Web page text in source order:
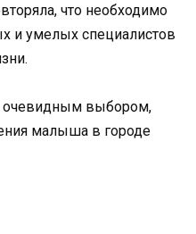
что необходимо
и умелых специалистов
выбором,
малыша в городе